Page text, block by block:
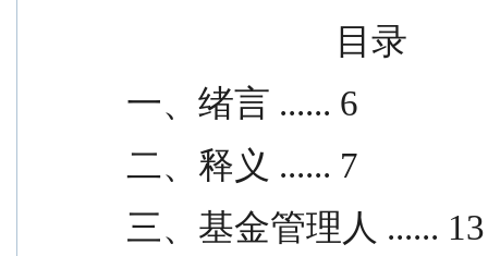
                        目录
一、绪言 ...... 6
二、释义 ...... 7
三、基金管理人 ...... 13